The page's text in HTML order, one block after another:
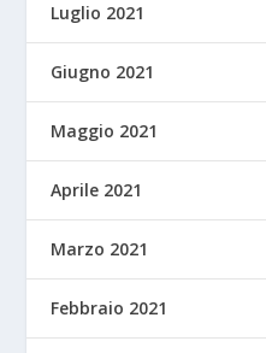
Luglio 2021
Giugno 2021
Maggio 2021
Aprile 2021
Marzo 2021
Febbraio 2021